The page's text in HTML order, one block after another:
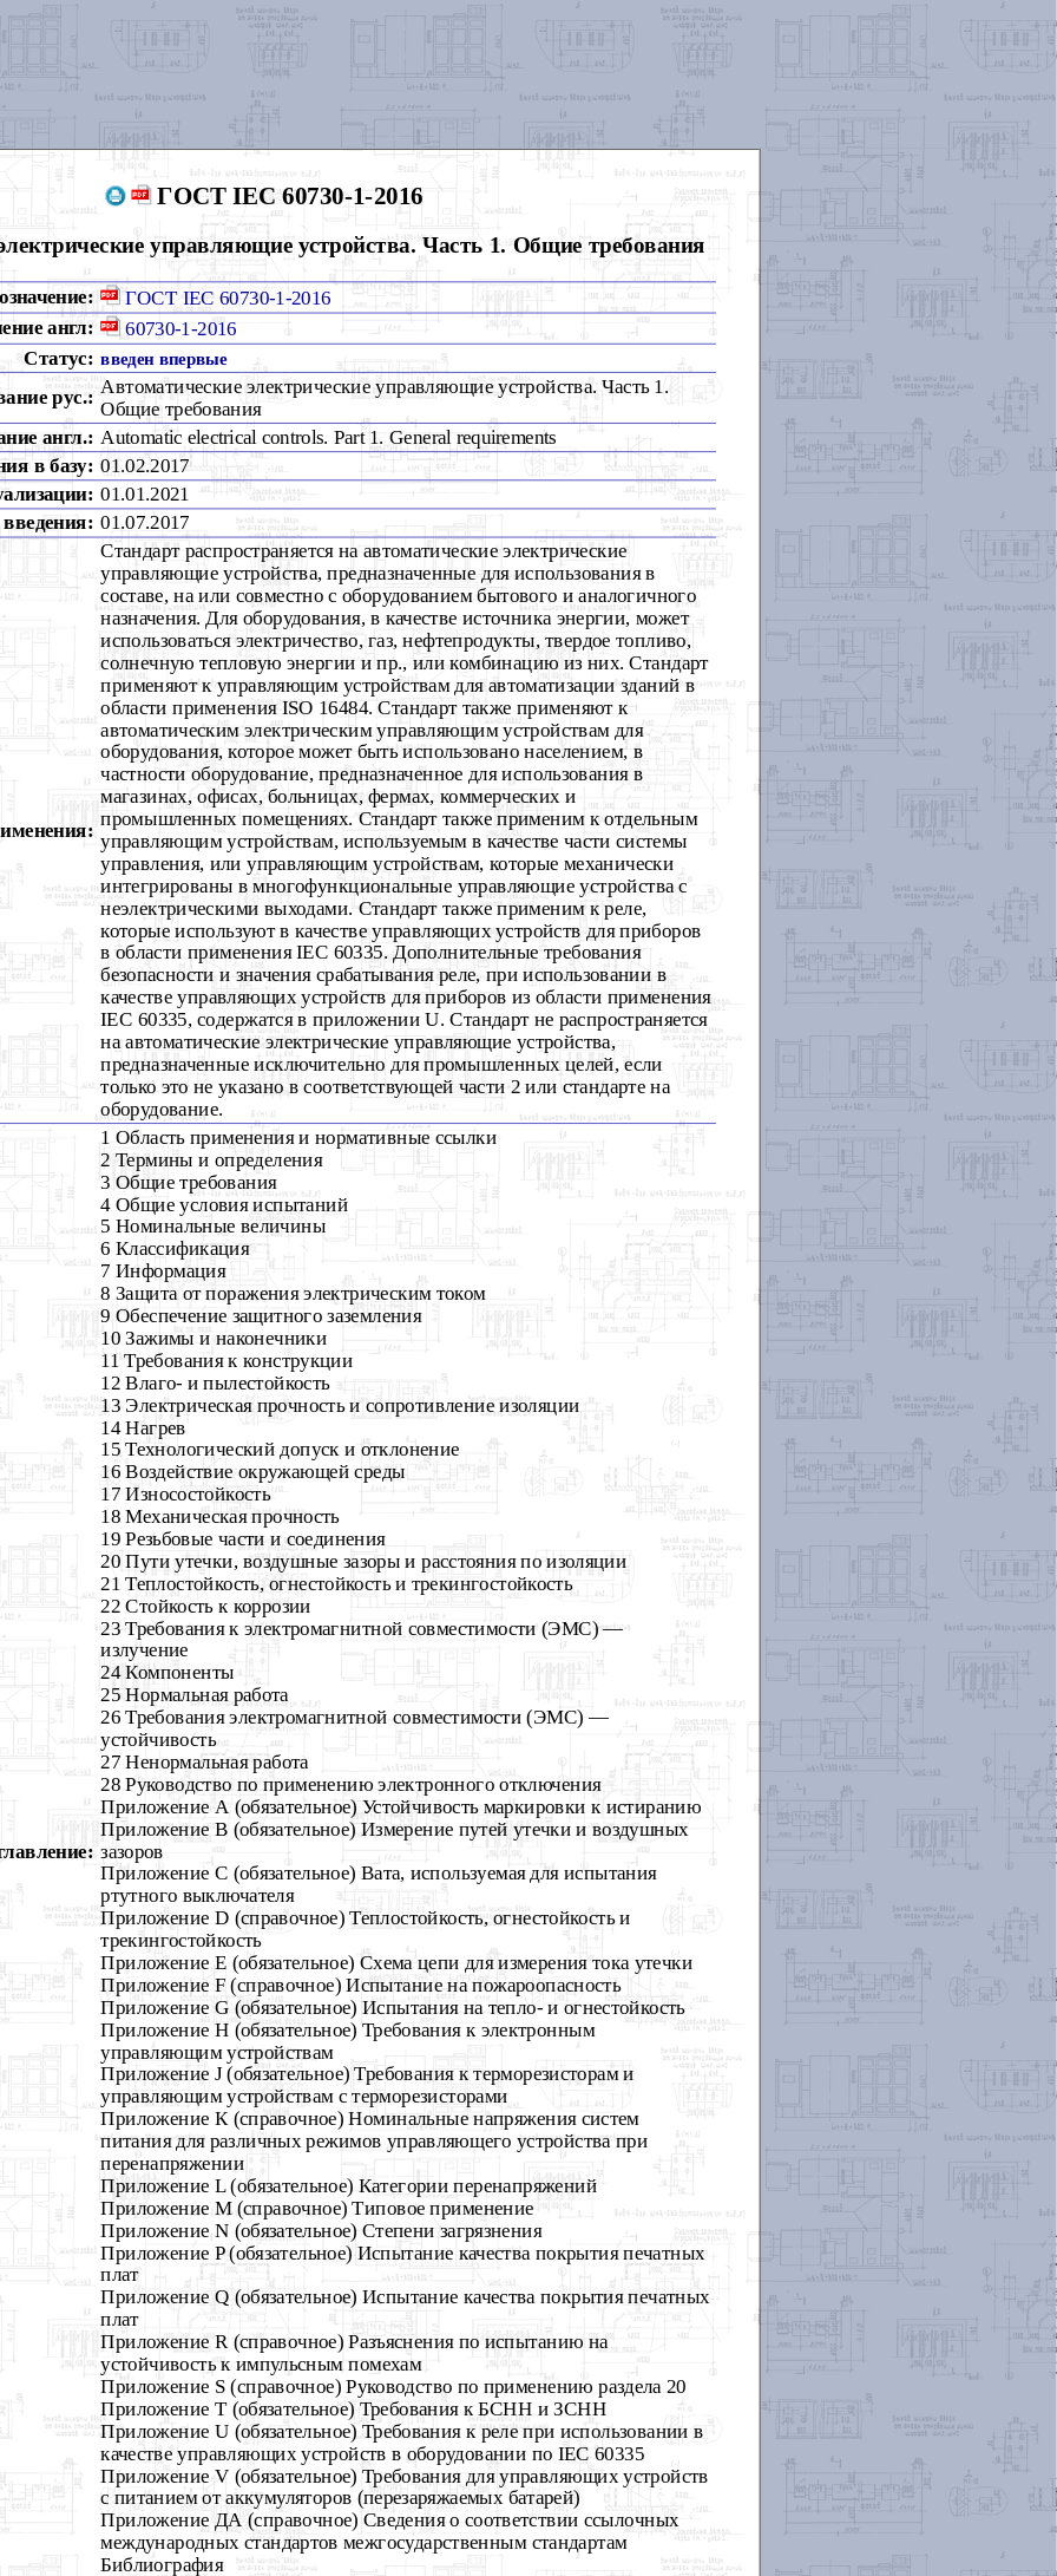
ГОСТ IEC 60730-1-2016
управляющие устройства. Часть 1. Общие требования
ГОСТ IEC 60730-1-2016
англ: 60730-1-2016
Статус: введен впервые
рус.:
Автоматические электрические управляющие устройства. Часть 1.
Общие требования
англ.: Automatic electrical controls. Part 1. General requirements
в базу: 01.02.2017
01.01.2021
01.07.2017
Стандарт распространяется на автоматические электрические
управляющие устройства, предназначенные для использования в
составе, на или совместно с оборудованием бытового и аналогичного
назначения. Для оборудования, в качестве источника энергии, может
использоваться электричество, газ, нефтепродукты, твердое топливо,
солнечную тепловую энергии и пр., или комбинацию из них. Стандарт
применяют к управляющим устройствам для автоматизации зданий в
области применения ISO 16484. Стандарт также применяют к
автоматическим электрическим управляющим устройствам для
оборудования, которое может быть использовано населением, в
частности оборудование, предназначенное для использования в
магазинах, офисах, больницах, фермах, коммерческих и
промышленных помещениях. Стандарт также применим к отдельным
управляющим устройствам, используемым в качестве части системы
управления, или управляющим устройствам, которые механически
интегрированы в многофункциональные управляющие устройства с
неэлектрическими выходами. Стандарт также применим к реле,
которые используют в качестве управляющих устройств для приборов
в области применения IEC 60335. Дополнительные требования
безопасности и значения срабатывания реле, при использовании в
качестве управляющих устройств для приборов из области применения
IEC 60335, содержатся в приложении U. Стандарт не распространяется
на автоматические электрические управляющие устройства,
предназначенные исключительно для промышленных целей, если
только это не указано в соответствующей части 2 или стандарте на
оборудование.
1 Область применения и нормативные ссылки
2 Термины и определения
3 Общие требования
4 Общие условия испытаний
5 Номинальные величины
6 Классификация
7 Информация
8 Защита от поражения электрическим током
9 Обеспечение защитного заземления
10 Зажимы и наконечники
11 Требования к конструкции
12 Влаго- и пылестойкость
13 Электрическая прочность и сопротивление изоляции
14 Нагрев
15 Технологический допуск и отклонение
16 Воздействие окружающей среды
17 Износостойкость
18 Механическая прочность
19 Резьбовые части и соединения
20 Пути утечки, воздушные зазоры и расстояния по изоляции
21 Теплостойкость, огнестойкость и трекингостойкость
22 Стойкость к коррозии
23 Требования к электромагнитной совместимости (ЭМС) —
излучение
24 Компоненты
25 Нормальная работа
26 Требования электромагнитной совместимости (ЭМС) —
устойчивость
27 Ненормальная работа
28 Руководство по применению электронного отключения
Приложение А (обязательное) Устойчивость маркировки к истиранию
Приложение В (обязательное) Измерение путей утечки и воздушных
зазоров
Приложение С (обязательное) Вата, используемая для испытания
ртутного выключателя
Приложение D (справочное) Теплостойкость, огнестойкость и
трекингостойкость
Приложение Е (обязательное) Схема цепи для измерения тока утечки
Приложение F (справочное) Испытание на пожароопасность
Приложение G (обязательное) Испытания на тепло- и огнестойкость
Приложение Н (обязательное) Требования к электронным
управляющим устройствам
Приложение J (обязательное) Требования к терморезисторам и
управляющим устройствам с терморезисторами
Приложение К (справочное) Номинальные напряжения систем
питания для различных режимов управляющего устройства при
перенапряжении
Приложение L (обязательное) Категории перенапряжений
Приложение М (справочное) Типовое применение
Приложение N (обязательное) Степени загрязнения
Приложение P (обязательное) Испытание качества покрытия печатных
плат
Приложение Q (обязательное) Испытание качества покрытия печатных
плат
Приложение R (справочное) Разъяснения по испытанию на
устойчивость к импульсным помехам
Приложение S (справочное) Руководство по применению раздела 20
Приложение Т (обязательное) Требования к БСНН и ЗСНН
Приложение U (обязательное) Требования к реле при использовании в
качестве управляющих устройств в оборудовании по IЕС 60335
Приложение V (обязательное) Требования для управляющих устройств
с питанием от аккумуляторов (перезаряжаемых батарей)
Приложение ДА (справочное) Сведения о соответствии ссылочных
международных стандартов межгосударственным стандартам
Библиография